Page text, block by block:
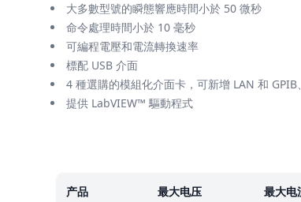
大多數型號的瞬態響應時間小於 50 微秒
命令處理時間小於 10 毫秒
可編程電壓和電流轉換速率
標配 USB 介面
4 種選購的模組化介面卡，可新增 LAN 和
提供 LabVIEW™ 驅動程式
产品
最大电压 最大电